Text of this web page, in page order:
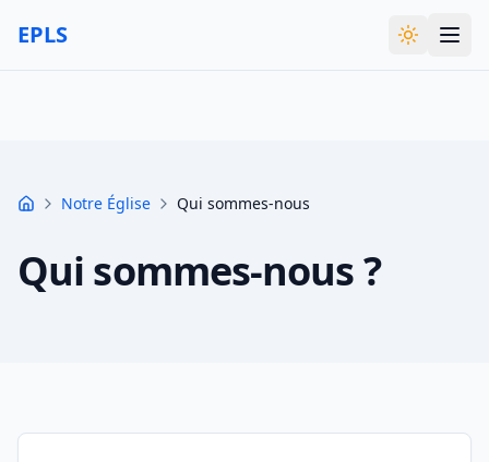
EPLS Passer en
Blog
AccueilNotre Église Qui sommes-nous
Qui sommes-nous ?